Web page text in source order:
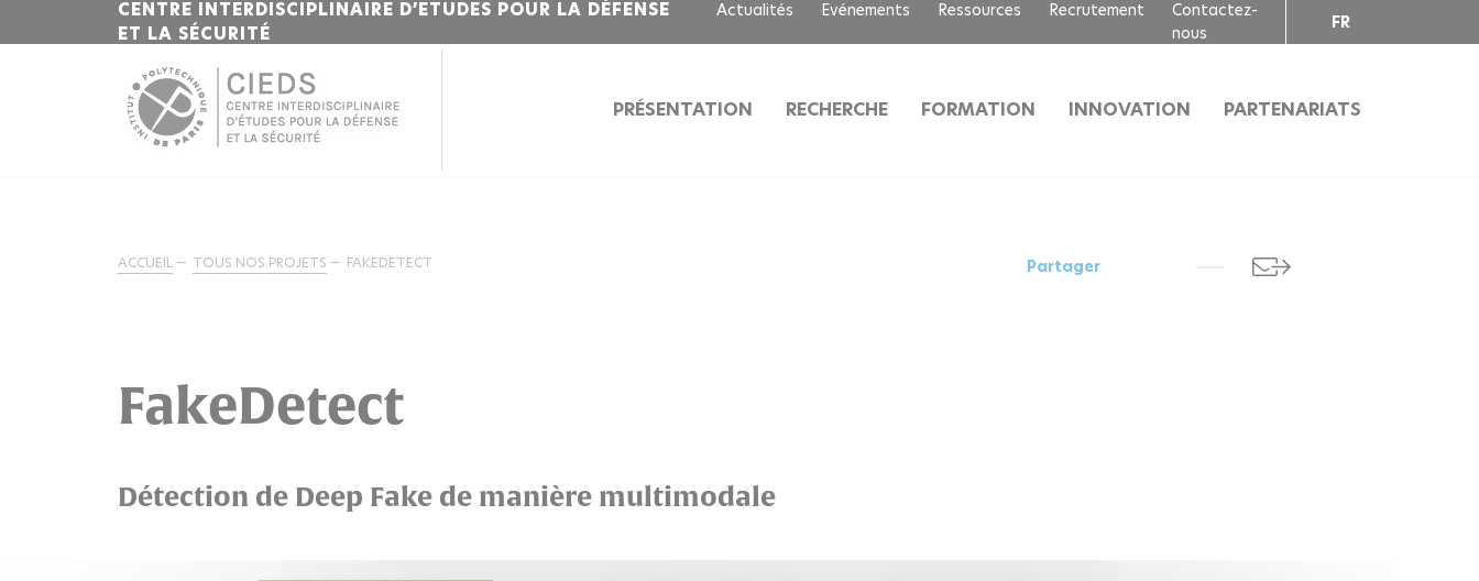
CENTRE INTERDISCIPLINAIRE D’ETUDES POUR LA DÉFENSE
ET LA SÉCURITÉ
Actualités Evénements Ressources Recrutement
Contactez-
nous
FR
PRÉSENTATION
RECHERCHE FORMATION INNOVATION PARTENARIATS
ACCUEIL TOUS NOS PROJETS FAKEDETECT Partager
FakeDetect
Détection de Deep Fake de manière multimodale